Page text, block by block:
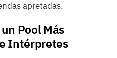
apretadas.
Pool Más
Intérpretes